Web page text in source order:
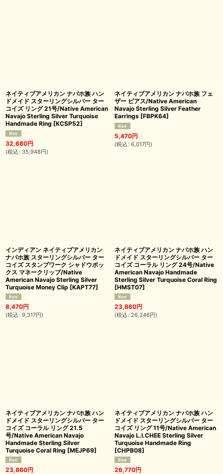
ネイティブアメリカン ナバホ族 ハン
ドメイド スターリングシルバー ター
コイズ リング 21号/Native American
Navajo Sterling Silver Turquoise
Handmade Ring [KCSP52]
32,680円
(税込 : 35,948円)
ネイティブアメリカン ナバホ族 フェ
ザー ピアス/Native American
Navajo Sterling Silver Feather
Earrings [FBPK64]
5,470円
(税込 : 6,017円)
インディアン ネイティブアメリカン
ナバホ族 スターリングシルバー ター
コイズ スタンプワーク シャドウボッ
クス マネークリップ/Native
American Navajo Sterling Silver
Turquoise Money Clip [KAPT77]
8,470円
(税込 : 9,317円)
ネイティブアメリカン ナバホ族 ハン
ドメイド スターリングシルバー ター
コイズ コーラル リング 24号/Native
American Navajo Handmade
Sterling Silver Turquoise Coral Ring
[HMST07]
23,860円
(税込 : 26,246円)
ネイティブアメリカン ナバホ族 ハン
ドメイド スターリングシルバー ター
コイズ コーラル リング 21.5
号/Native American Navajo
Handmade Sterling Silver
Turquoise Coral Ring [MEJP69]
23,860円
ネイティブアメリカン ナバホ族 ハン
ドメイド スターリングシルバー ター
コイズ リング 11号/Native American
Navajo L.I.CHEE Sterling Silver
Turquoise Handmade Ring
[CHPB08]
26,770円